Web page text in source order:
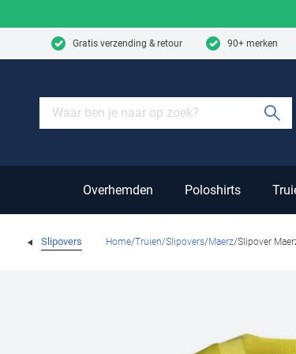
Gratis verzending & retour 90+ merken
Overhemden Poloshirts
Slipovers Home Truien Slipovers Maerz Slipover